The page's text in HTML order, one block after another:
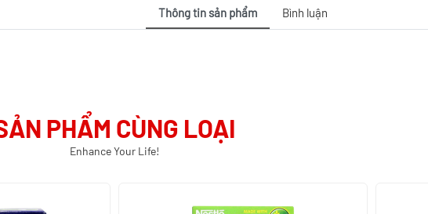
Thông tin sản phẩm Bình luận
PHẨM CÙNG LOẠI
Enhance Your Life!